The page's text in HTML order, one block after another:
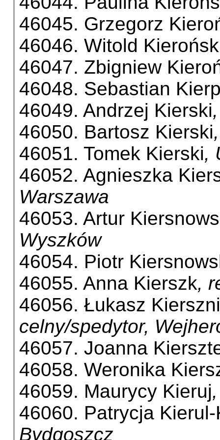
46045. Grzegorz
46046. Witold
46047. Zbigniew
46048. Sebastian
46049. Andrzej Kierski
46050. Bartosz Kierski
46051. Tomek Kierski,
46052. Agnieszka
Warszawa
46053. Artur
Wyszków
46054. Piotr
46055. Anna Kierszk,
46056. Łukasz
celny/spedytor,
46057. Joanna
46058. Weronika
46059. Maurycy Kieruj
46060. Patrycja
Bydgoszcz